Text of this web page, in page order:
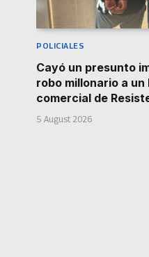
POLICIALES
Cayó un presunto
robo millonario a un
comercial de
5 August 2026